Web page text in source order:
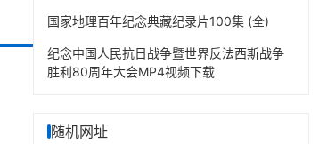
国家地理百年纪念典藏纪录片100集 (全)
纪念中国人民抗日战争暨世界反法西斯战争
胜利80周年大会MP4视频下载
随机网址